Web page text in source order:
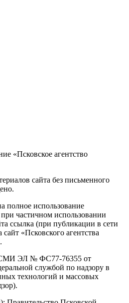
«Псковское агентство
сайта без письменного
полное использование
частичном использовании
ссылка (при публикации в сети
«Псковского агентства
СМИ ЭЛ № ФС77-76355 от
службой по надзору в
технологий и массовых